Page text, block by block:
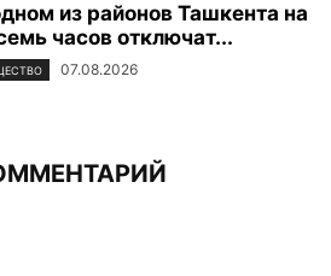
из районов Ташкента на
часов отключат...
07.08.2026